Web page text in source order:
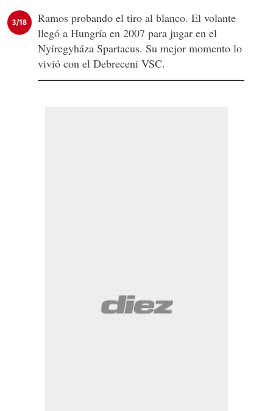
3/18
Ramos probando el tiro al blanco. El volante
llegó a Hungría en 2007 para jugar en el
Nyíregyháza Spartacus. Su mejor momento lo
vivió con el Debreceni VSC.